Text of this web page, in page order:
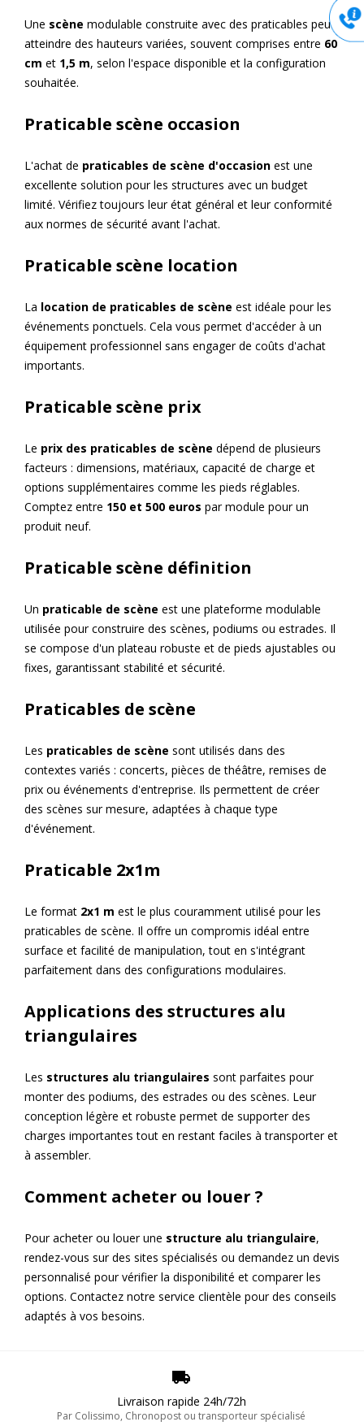
Une scène modulable construite avec des praticables peut
atteindre des hauteurs variées, souvent comprises entre 60
cm et 1,5 m, selon l'espace disponible et la configuration
souhaitée.
Praticable scène occasion
L'achat de praticables de scène d'occasion est une
excellente solution pour les structures avec un budget
limité. Vérifiez toujours leur état général et leur conformité
aux normes de sécurité avant l'achat.
Praticable scène location
La location de praticables de scène est idéale pour les
événements ponctuels. Cela vous permet d'accéder à un
équipement professionnel sans engager de coûts d'achat
importants.
Praticable scène prix
Le prix des praticables de scène dépend de plusieurs
facteurs : dimensions, matériaux, capacité de charge et
options supplémentaires comme les pieds réglables.
Comptez entre 150 et 500 euros par module pour un
produit neuf.
Praticable scène définition
Un praticable de scène est une plateforme modulable
utilisée pour construire des scènes, podiums ou estrades. Il
se compose d'un plateau robuste et de pieds ajustables ou
fixes, garantissant stabilité et sécurité.
Praticables de scène
Les praticables de scène sont utilisés dans des
contextes variés : concerts, pièces de théâtre, remises de
prix ou événements d'entreprise. Ils permettent de créer
des scènes sur mesure, adaptées à chaque type
d'événement.
Praticable 2x1m
Le format 2x1 m est le plus couramment utilisé pour les
praticables de scène. Il offre un compromis idéal entre
surface et facilité de manipulation, tout en s'intégrant
parfaitement dans des configurations modulaires.
Applications des structures alu
triangulaires
Les structures alu triangulaires sont parfaites pour
monter des podiums, des estrades ou des scènes. Leur
conception légère et robuste permet de supporter des
charges importantes tout en restant faciles à transporter et
à assembler.
Comment acheter ou louer ?
Pour acheter ou louer une structure alu triangulaire,
rendez-vous sur des sites spécialisés ou demandez un devis
personnalisé pour vérifier la disponibilité et comparer les
options. Contactez notre service clientèle pour des conseils
adaptés à vos besoins.
Livraison rapide 24h/72h
Par Colissimo, Chronopost ou transporteur spécialisé